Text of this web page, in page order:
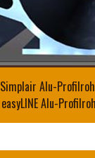
Simplair Alu-
easyLINE Alu-